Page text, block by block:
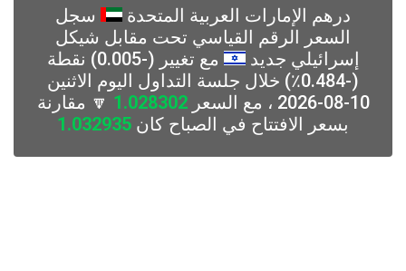
درهم الإمارات العربية المتحدة
سجل
السعر الرقم القياسي تحت مقابل شيكل
إسرائيلي جديد
مع تغيير (-0.005) نقطة
(-0.484٪) خلال جلسة التداول اليوم الاثنين
10-08-2026 ، مع السعر
1.028302 🔽 مقارنة
بسعر الافتتاح في الصباح كان 1.032935